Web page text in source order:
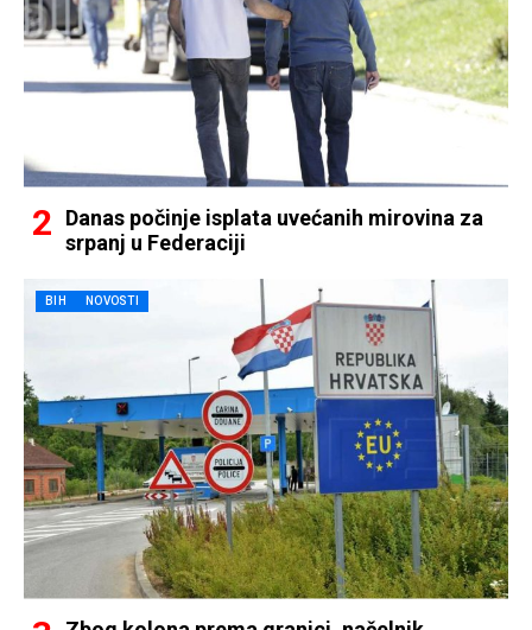
Danas počinje isplata uvećanih mirovina za
srpanj u Federaciji
BIH NOVOSTI